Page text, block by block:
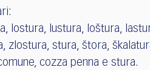
lostura, lustura, loštura,
zlostura, stura, štora,
cozza penna e stura.